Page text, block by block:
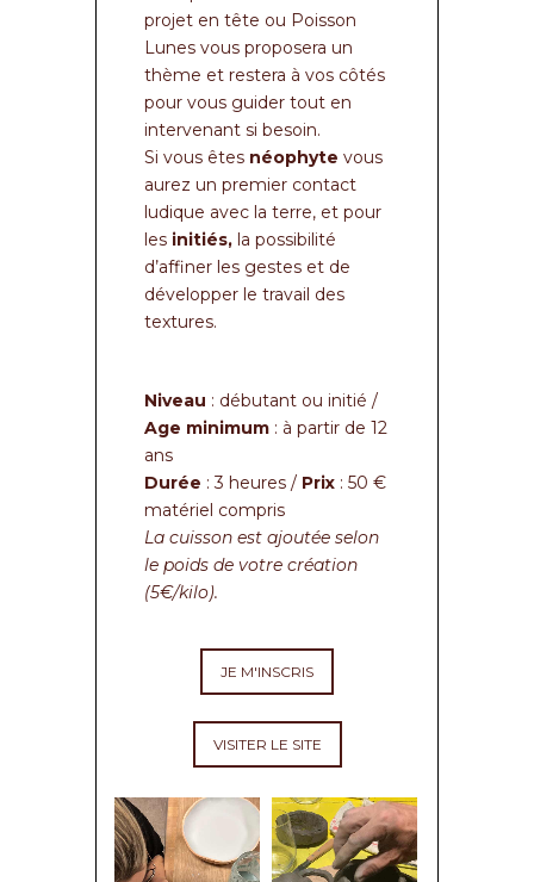
projet en tête ou Poisson
Lunes vous proposera un
thème et restera à vos côtés
pour vous guider tout en
intervenant si besoin.
Si vous êtes néophyte vous
aurez un premier contact
ludique avec la terre, et pour
les initiés, la possibilité
d’affiner les gestes et de
développer le travail des
textures.
Niveau : débutant ou initié /
Age minimum : à partir de 12
ans
Durée : 3 heures / Prix : 50 €
matériel compris
La cuisson est ajoutée selon
le poids de votre création
(5€/kilo).
JE M'INSCRIS
VISITER LE SITE